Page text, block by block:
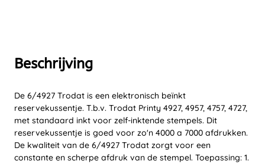
Beschrijving
De 6/4927 Trodat is een elektronisch beïnkt
reservekussentje. T.b.v. Trodat Printy 4927, 4957, 4757, 4727,
met standaard inkt voor zelf-inktende stempels. Dit
reservekussentje is goed voor zo'n 4000 a 7000 afdrukken.
De kwaliteit van de 6/4927 Trodat zorgt voor een
constante en scherpe afdruk van de stempel. Toepassing: 1.